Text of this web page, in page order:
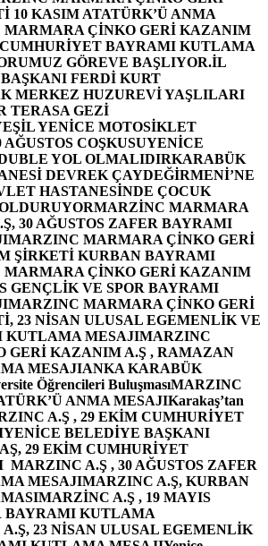
10 KASIM ATATÜRK’Ü ANMA
MARMARA ÇİNKO GERİ KAZANIM
BAYRAMI KUTLAMA
GÖREVE BAŞLIYOR.İL
FERDİ KURT
MERKEZ HUZUREVİ YAŞLILARI
TERASA GEZİ
YENİCE MOTOSİKLET
COŞKUSUYENİCE
YOL OLMALIDIRKARABÜK
DEVREK ÇAYDEĞİRMENİ’NE
HASTANESİNDE ÇOCUK
MARZİNC MARMARA
30 AĞUSTOS ZAFER BAYRAMI
MARZINC MARMARA ÇİNKO GERİ
ŞİRKETİ KURBAN BAYRAMI
MARMARA ÇİNKO GERİ KAZANIM
GENÇLİK VE SPOR BAYRAMI
MARZINC MARMARA ÇİNKO GERİ
23 NİSAN ULUSAL EGEMENLİK VE
KUTLAMA MESAJIMARZINC
GERİ KAZANIM A.Ş , RAMAZAN
MESAJIANKA KARABÜK
Öğrencileri BuluşmasıMARZINC
ANMA MESAJIKarakaş’tan
A.Ş , 29 EKİM CUMHURİYET
YENİCE BELEDİYE BAŞKANI
29 EKİM CUMHURİYET
MARZINC A.Ş , 30 AĞUSTOS ZAFER
MESAJIMARZINC A.Ş, KURBAN
MARZİNC A.Ş , 19 MAYIS
BAYRAMI KUTLAMA
23 NİSAN ULUSAL EGEMENLİK